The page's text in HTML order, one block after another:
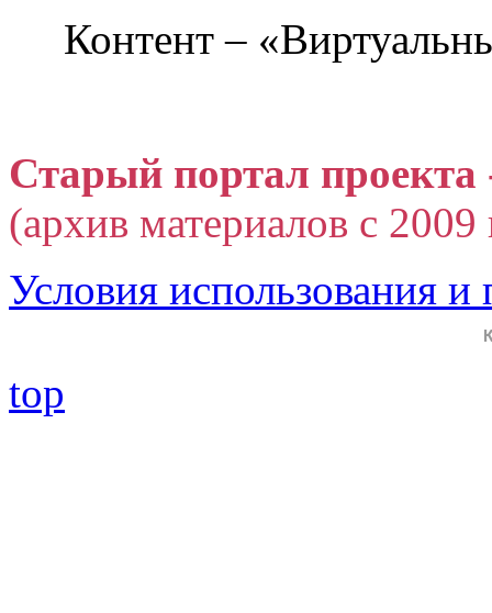
Контент –
Старый портал
(архив материалов с
Условия использования
top